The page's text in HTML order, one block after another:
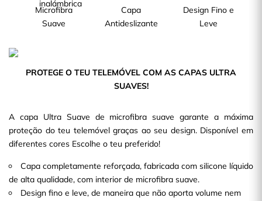
Microfibra
Suave
Capa
Antideslizante
Design Fino e
Leve
PROTEGE O TEU TELEMÓVEL COM AS CAPAS ULTRA
SUAVES!
A capa Ultra Suave de microfibra suave garante a máxima
proteção do teu telemóvel graças ao seu design. Disponível em
diferentes cores Escolhe o teu preferido!
Capa completamente reforçada, fabricada com silicone líquido
de alta qualidade, com interior de microfibra suave.
Design fino e leve, de maneira que não aporta volume nem